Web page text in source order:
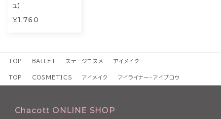
ュ】
¥1,760
TOP BALLET ステージコスメ アイメイク
TOP COSMETICS アイメイク アイライナー・アイブロウ
Chacott ONLINE SHOP